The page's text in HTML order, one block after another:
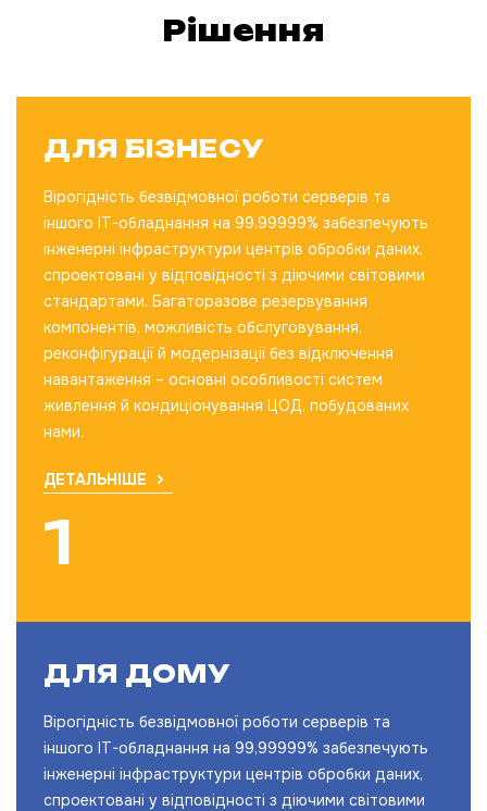
Рішення
ДЛЯ БІЗНЕСУ
Вірогідність безвідмовної роботи серверів та
іншого IT-обладнання на 99,99999% забезпечують
інженерні інфраструктури центрів обробки даних,
спроектовані у відповідності з діючими світовими
стандартами. Багаторазове резервування
компонентів, можливість обслуговування,
реконфігурації й модернізації без відключення
навантаження – основні особливості систем
живлення й кондиціонування ЦОД, побудованих
нами.
ДЕТАЛЬНІШЕ
ДЛЯ ДОМУ
Вірогідність безвідмовної роботи серверів та
іншого IT-обладнання на 99,99999% забезпечують
інженерні інфраструктури центрів обробки даних,
спроектовані у відповідності з діючими світовими